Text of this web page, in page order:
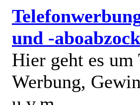
und -
Hier geht es um
Werbung,